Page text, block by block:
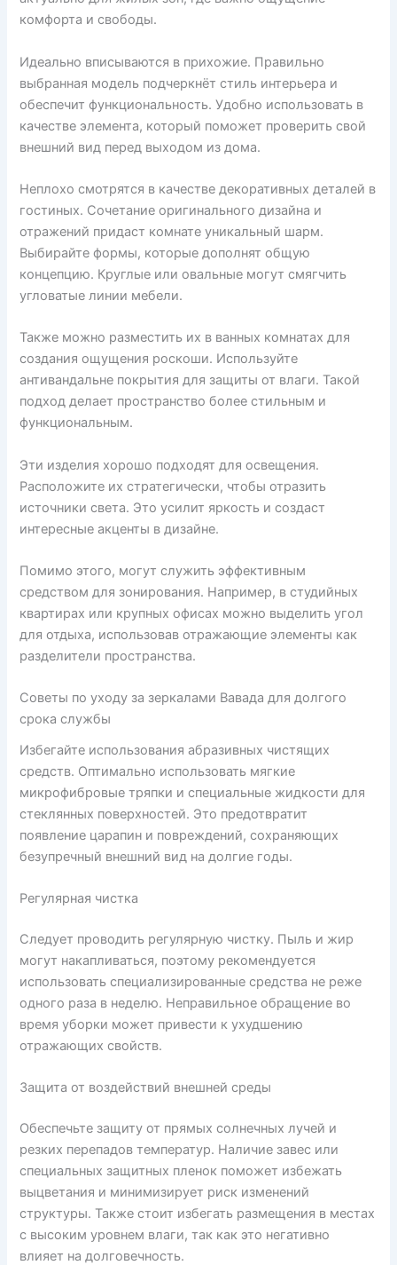
комфорта и свободы.
Идеально вписываются в прихожие. Правильно
выбранная модель подчеркнёт стиль интерьера и
обеспечит функциональность. Удобно использовать в
качестве элемента, который поможет проверить свой
внешний вид перед выходом из дома.
Неплохо смотрятся в качестве декоративных деталей в
гостиных. Сочетание оригинального дизайна и
отражений придаст комнате уникальный шарм.
Выбирайте формы, которые дополнят общую
концепцию. Круглые или овальные могут смягчить
угловатые линии мебели.
Также можно разместить их в ванных комнатах для
создания ощущения роскоши. Используйте
антивандальне покрытия для защиты от влаги. Такой
подход делает пространство более стильным и
функциональным.
Эти изделия хорошо подходят для освещения.
Расположите их стратегически, чтобы отразить
источники света. Это усилит яркость и создаст
интересные акценты в дизайне.
Помимо этого, могут служить эффективным
средством для зонирования. Например, в студийных
квартирах или крупных офисах можно выделить угол
для отдыха, использовав отражающие элементы как
разделители пространства.
Советы по уходу за зеркалами Вавада для долгого
срока службы
Избегайте использования абразивных чистящих
средств. Оптимально использовать мягкие
микрофибровые тряпки и специальные жидкости для
стеклянных поверхностей. Это предотвратит
появление царапин и повреждений, сохраняющих
безупречный внешний вид на долгие годы.
Регулярная чистка
Следует проводить регулярную чистку. Пыль и жир
могут накапливаться, поэтому рекомендуется
использовать специализированные средства не реже
одного раза в неделю. Неправильное обращение во
время уборки может привести к ухудшению
отражающих свойств.
Защита от воздействий внешней среды
Обеспечьте защиту от прямых солнечных лучей и
резких перепадов температур. Наличие завес или
специальных защитных пленок поможет избежать
выцветания и минимизирует риск изменений
структуры. Также стоит избегать размещения в местах
с высоким уровнем влаги, так как это негативно
влияет на долговечность.